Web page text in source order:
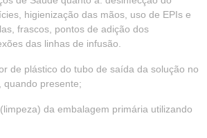
higienização das mãos, uso de EPIs e
frascos, pontos de adição dos
das linhas de infusão.
de plástico do tubo de saída da solução no
quando presente;
da embalagem primária utilizando